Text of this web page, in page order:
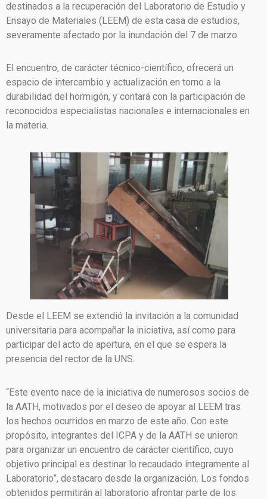
destinados a la recuperación del Laboratorio de Estudio y
Ensayo de Materiales (LEEM) de esta casa de estudios,
severamente afectado por la inundación del 7 de marzo.
El encuentro, de carácter técnico-científico, ofrecerá un
espacio de intercambio y actualización en torno a la
durabilidad del hormigón, y contará con la participación de
reconocidos especialistas nacionales e internacionales en
la materia.
Desde el LEEM se extendió la invitación a la comunidad
universitaria para acompañar la iniciativa, así como para
participar del acto de apertura, en el que se espera la
presencia del rector de la UNS.
“Este evento nace de la iniciativa de numerosos socios de
la AATH, motivados por el deseo de apoyar al LEEM tras
los hechos ocurridos en marzo de este año. Con este
propósito, integrantes del ICPA y de la AATH se unieron
para organizar un encuentro de carácter científico, cuyo
objetivo principal es destinar lo recaudado íntegramente al
Laboratorio”, destacaro desde la organización. Los fondos
obtenidos permitirán al laboratorio afrontar parte de los